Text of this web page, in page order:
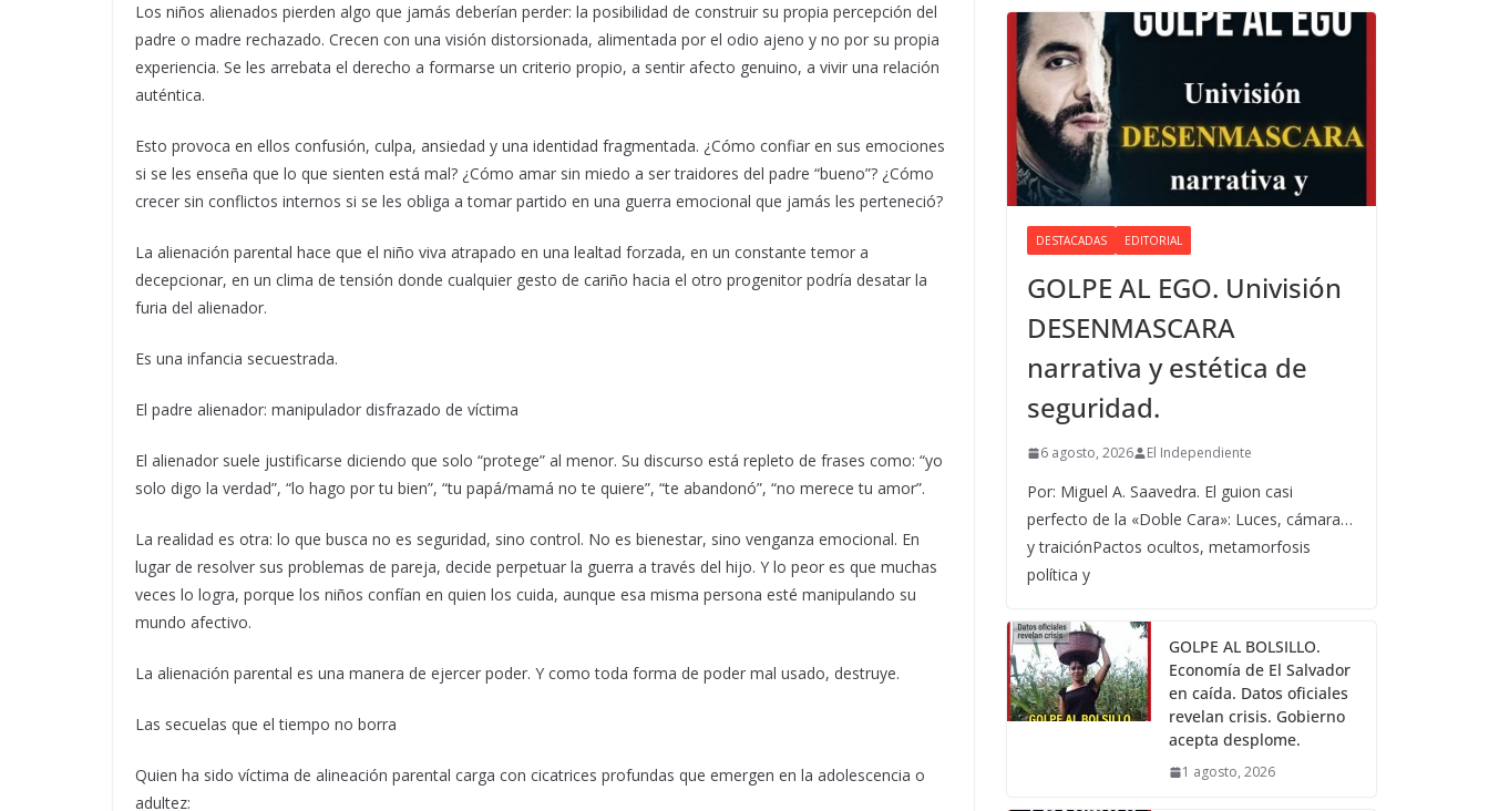
Los niños alienados pierden algo que jamás deberían perder: la posibilidad de construir su propia percepción del
padre o madre rechazado. Crecen con una visión distorsionada, alimentada por el odio ajeno y no por su propia
experiencia. Se les arrebata el derecho a formarse un criterio propio, a sentir afecto genuino, a vivir una relación
auténtica.
Esto provoca en ellos confusión, culpa, ansiedad y una identidad fragmentada. ¿Cómo confiar en sus emociones
si se les enseña que lo que sienten está mal? ¿Cómo amar sin miedo a ser traidores del padre “bueno”? ¿Cómo
crecer sin conflictos internos si se les obliga a tomar partido en una guerra emocional que jamás les perteneció?
La alienación parental hace que el niño viva atrapado en una lealtad forzada, en un constante temor a
decepcionar, en un clima de tensión donde cualquier gesto de cariño hacia el otro progenitor podría desatar la
furia del alienador.
Es una infancia secuestrada.
El padre alienador: manipulador disfrazado de víctima
El alienador suele justificarse diciendo que solo “protege” al menor. Su discurso está repleto de frases como: “yo
solo digo la verdad”, “lo hago por tu bien”, “tu papá/mamá no te quiere”, “te abandonó”, “no merece tu amor”.
La realidad es otra: lo que busca no es seguridad, sino control. No es bienestar, sino venganza emocional. En
lugar de resolver sus problemas de pareja, decide perpetuar la guerra a través del hijo. Y lo peor es que muchas
veces lo logra, porque los niños confían en quien los cuida, aunque esa misma persona esté manipulando su
mundo afectivo.
La alienación parental es una manera de ejercer poder. Y como toda forma de poder mal usado, destruye.
Las secuelas que el tiempo no borra
Quien ha sido víctima de alineación parental carga con cicatrices profundas que emergen en la adolescencia o
adultez:
DESTACADAS EDITORIAL
GOLPE AL EGO. Univisión
DESENMASCARA
narrativa y estética de
seguridad.
6 agosto, 2026 El Independiente
Por: Miguel A. Saavedra. El guion casi
perfecto de la «Doble Cara»: Luces, cámara…
y traiciónPactos ocultos, metamorfosis
política y
GOLPE AL BOLSILLO.
Economía de El Salvador
en caída. Datos oficiales
revelan crisis. Gobierno
acepta desplome.
1 agosto, 2026